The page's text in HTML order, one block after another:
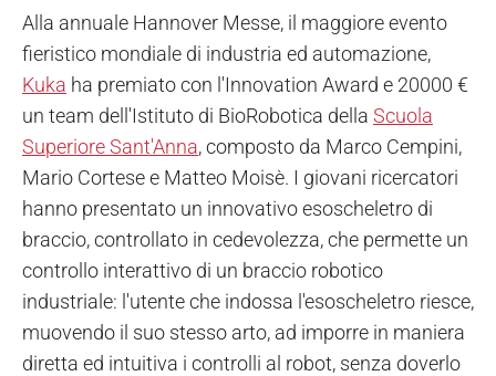
Alla annuale Hannover Messe, il maggiore evento
fieristico mondiale di industria ed automazione,
Kuka ha premiato con l'Innovation Award e 20000 €
un team dell'Istituto di BioRobotica della Scuola
Superiore Sant'Anna, composto da Marco Cempini,
Mario Cortese e Matteo Moisè. I giovani ricercatori
hanno presentato un innovativo esoscheletro di
braccio, controllato in cedevolezza, che permette un
controllo interattivo di un braccio robotico
industriale: l'utente che indossa l'esoscheletro riesce,
muovendo il suo stesso arto, ad imporre in maniera
diretta ed intuitiva i controlli al robot, senza doverlo